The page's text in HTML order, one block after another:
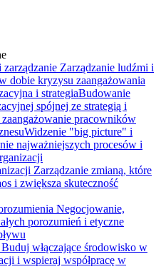
Zarządzanie ludźmi i
dobie kryzysu zaangażowania
i strategiaBudowanie
spójnej ze strategią i
pracowników
Widzenie "big picture" i
najważniejszych procesów i
Zarządzanie zmianą, które
i zwiększa skuteczność
Negocjowanie,
porozumień i etyczne
Buduj włączające środowisko w
i wspieraj współpracę w